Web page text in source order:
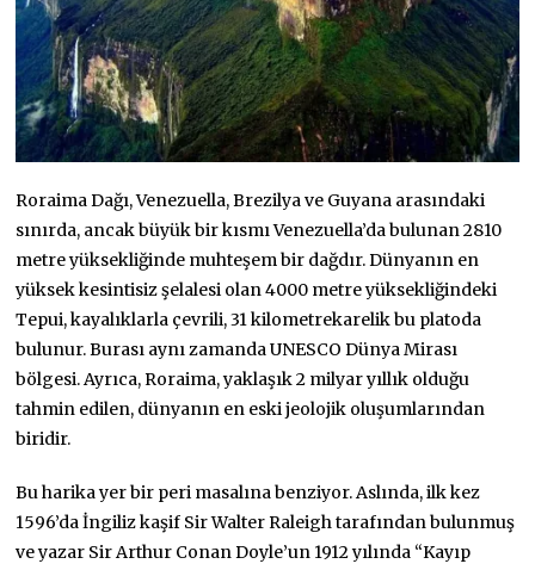
Roraima Dağı, Venezuella, Brezilya ve Guyana arasındaki
sınırda, ancak büyük bir kısmı Venezuella’da bulunan 2810
metre yüksekliğinde muhteşem bir dağdır. Dünyanın en
yüksek kesintisiz şelalesi olan 4000 metre yüksekliğindeki
Tepui, kayalıklarla çevrili, 31 kilometrekarelik bu platoda
bulunur. Burası aynı zamanda UNESCO Dünya Mirası
bölgesi. Ayrıca, Roraima, yaklaşık 2 milyar yıllık olduğu
tahmin edilen, dünyanın en eski jeolojik oluşumlarından
biridir.
Bu harika yer bir peri masalına benziyor. Aslında, ilk kez
1596’da İngiliz kaşif Sir Walter Raleigh tarafından bulunmuş
ve yazar Sir Arthur Conan Doyle’un 1912 yılında “Kayıp